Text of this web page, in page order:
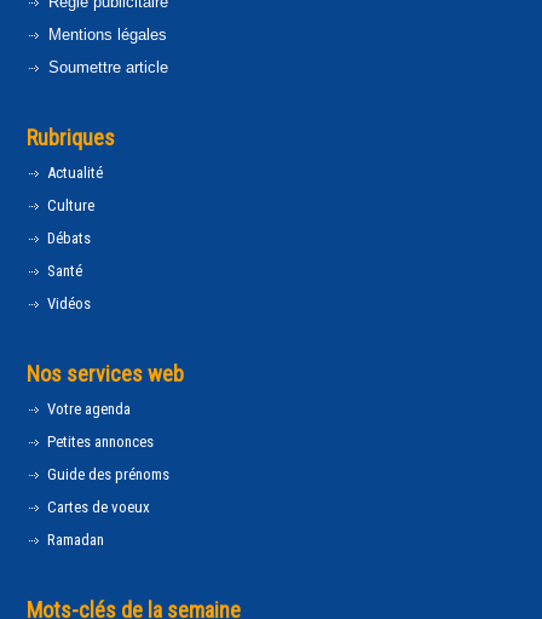
Mentions légales
Soumettre article
Rubriques
Actualité
Culture
Débats
Santé
Vidéos
Nos services web
Votre agenda
Petites annonces
Guide des prénoms
Cartes de voeux
Ramadan
Mots-clés de la semaine